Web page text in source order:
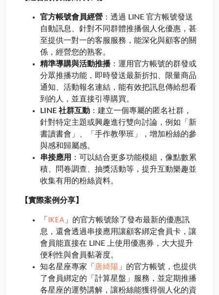
官方帳號會員經營 ：透過 LINE 官方帳號發送
自動訊息、針對不同群體推播個人化優惠，甚
至提供一對一的客服服務，能深化與顧客的關
係，經營您的熟客。
精準導購與活動推播 ：運用官方帳號的群發或
分眾推播功能，即時發送最新折扣、限量商品
通知、活動報名連結，能有效把訊息傳給想看
到的人，並直接引導購買。
LINE 社群互動 ：建立一個專屬的匿名社群，
針對特定主題或興趣進行雙向討論，例如「新
書讀書會」、「手作教學班」，增加粉絲的參
與感和歸屬感。
串接應用
：可以結合更多功能模組，像點數累
積、問卷調查、抽獎活動等，提升互動樂趣並
收集有用的粉絲資料。
【實際案例分享】
「 IKEA 」的官方帳號除了發布最新的優惠訊
息，還會透過串接應用讓顧客綁定會員卡，讓
會員能直接在 LINE 上使用優惠券，大大提升
便利性與會員黏著度。
知名星座專家「 唐綺陽 」的官方帳號，也提供
了會員綁定的「計算星盤」服務，並定期推播
各星座的運勢講解，讓粉絲能獲得個人化的資